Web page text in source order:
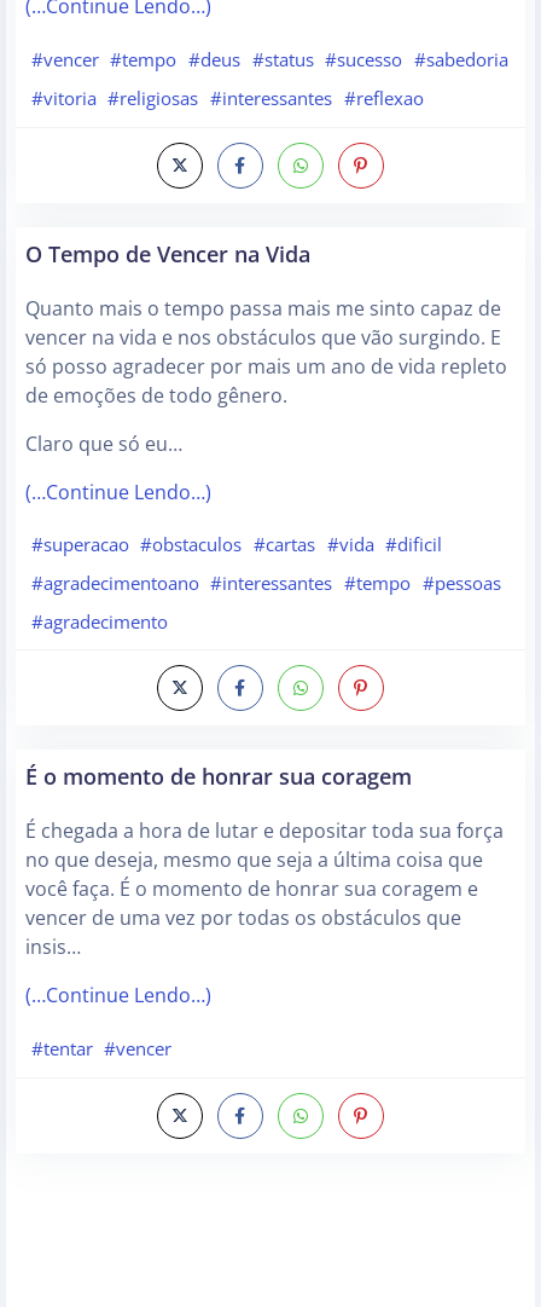
(…Continue Lendo…)
#vencer #tempo #deus #status #sucesso #sabedoria
#vitoria #religiosas #interessantes #reflexao
O Tempo de Vencer na Vida
Quanto mais o tempo passa mais me sinto capaz de
vencer na vida e nos obstáculos que vão surgindo. E
só posso agradecer por mais um ano de vida repleto
de emoções de todo gênero.
Claro que só eu…
(…Continue Lendo…)
#superacao #obstaculos #cartas #vida #dificil
#agradecimentoano #interessantes #tempo #pessoas
#agradecimento
É o momento de honrar sua coragem
É chegada a hora de lutar e depositar toda sua força
no que deseja, mesmo que seja a última coisa que
você faça. É o momento de honrar sua coragem e
vencer de uma vez por todas os obstáculos que
insis…
(…Continue Lendo…)
#tentar #vencer